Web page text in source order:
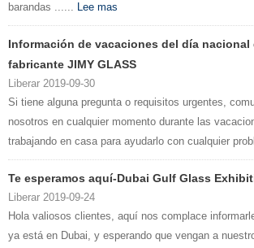
barandas ...... Lee mas
Información de vacaciones del día nacional
fabricante JIMY GLASS
Liberar 2019-09-30
Si tiene alguna pregunta o requisitos urgentes,
nosotros en cualquier momento durante las
trabajando en casa para ayudarlo con cualquier
Te esperamos aquí-Dubai Gulf Glass
Liberar 2019-09-24
Hola valiosos clientes, aquí nos complace
ya está en Dubai, y esperando que vengan a